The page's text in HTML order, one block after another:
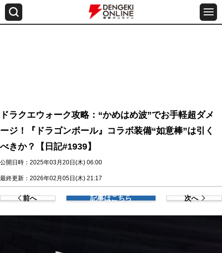
ドラクエウォーク攻略：“かめはめ波”でお手軽超ダメ
ージ！『ドラゴンボール』コラボ装備“如意棒”は引く
べきか？【日記#1939】
公開日時：2025年03月20日(木) 06:00
最終更新：2026年02月05日(木) 21:17
前へ 記事はこちら 次へ